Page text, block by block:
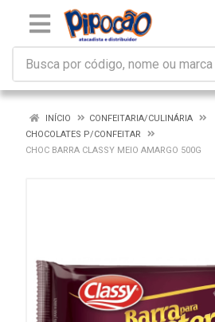
INÍCIO
CONFEITARIA/CULINÁRIA
CHOCOLATES P/CONFEITAR
CHOC BARRA CLASSY MEIO AMARGO 500G